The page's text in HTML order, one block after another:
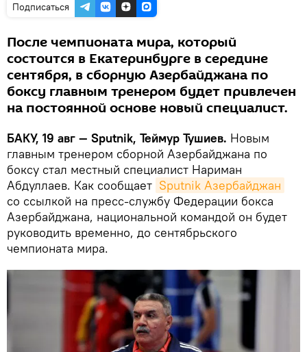
Подписаться
После чемпионата мира, который
состоится в Екатеринбурге в середине
сентября, в сборную Азербайджана по
боксу главным тренером будет привлечен
на постоянной основе новый специалист.
БАКУ, 19 авг — Sputnik, Теймур Тушиев. Новым
главным тренером сборной Азербайджана по
боксу стал местный специалист Нариман
Абдуллаев. Как сообщает Sputnik Азербайджан
со ссылкой на пресс-службу Федерации бокса
Азербайджана, национальной командой он будет
руководить временно, до сентябрьского
чемпионата мира.